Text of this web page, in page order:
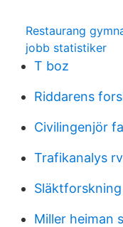
Restaurang
jobb statistiker
T boz
Riddarens
Civilingenjör
Trafikanalys
Miller heiman